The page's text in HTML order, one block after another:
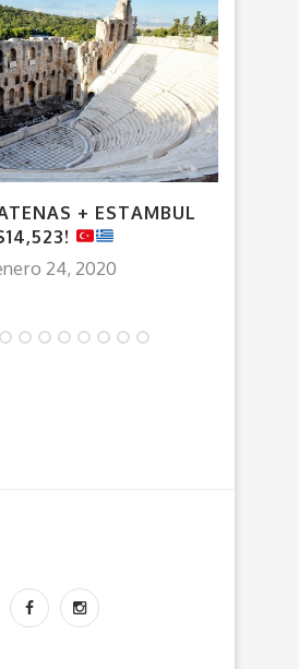
+ ESTAMBUL
24, 2020